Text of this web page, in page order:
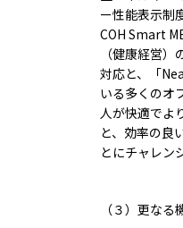
ー性能表示制
COH Smart
（健康経営
対応と、「
いる多くのオ
人が快適でよ
と、効率の良
とにチャレン
（３）更な